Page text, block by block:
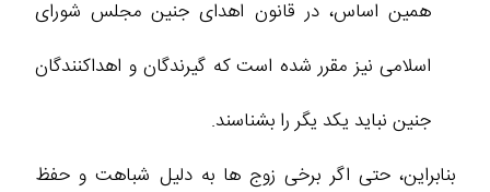
همین اساس، در قانون اهدای جنین مجلس شورای
اسلامی نیز مقرر شده است که گیرندگان و اهداکنندگان
جنین نباید یکد یگر را بشناسند.
بنابراین، حتی اگر برخی زوج‌ ها به دلیل شباهت و حفظ